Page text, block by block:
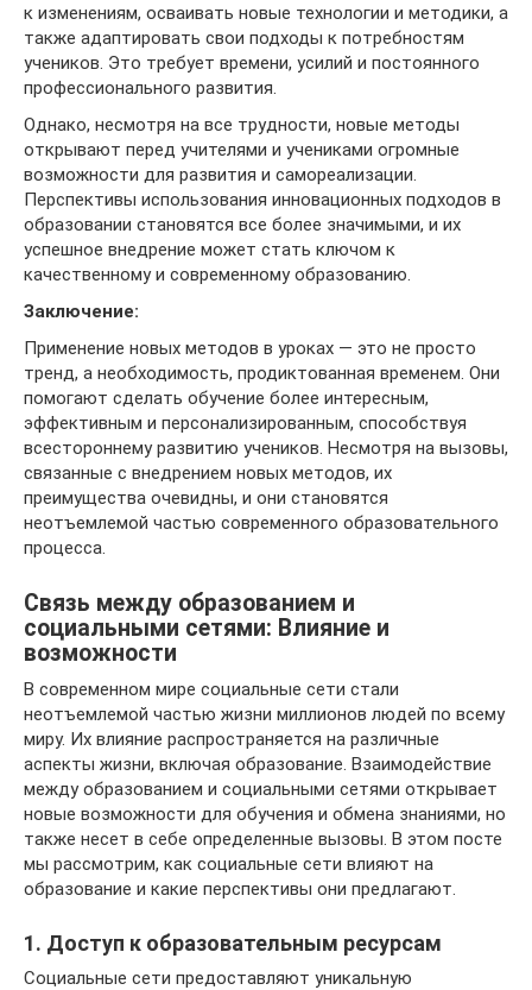
к изменениям, осваивать новые технологии и методики, а
также адаптировать свои подходы к потребностям
учеников. Это требует времени, усилий и постоянного
профессионального развития.
Однако, несмотря на все трудности, новые методы
открывают перед учителями и учениками огромные
возможности для развития и самореализации.
Перспективы использования инновационных подходов в
образовании становятся все более значимыми, и их
успешное внедрение может стать ключом к
качественному и современному образованию.
Заключение:
Применение новых методов в уроках — это не просто
тренд, а необходимость, продиктованная временем. Они
помогают сделать обучение более интересным,
эффективным и персонализированным, способствуя
всестороннему развитию учеников. Несмотря на вызовы,
связанные с внедрением новых методов, их
преимущества очевидны, и они становятся
неотъемлемой частью современного образовательного
процесса.
Связь между образованием и
социальными сетями: Влияние и
возможности
В современном мире социальные сети стали
неотъемлемой частью жизни миллионов людей по всему
миру. Их влияние распространяется на различные
аспекты жизни, включая образование. Взаимодействие
между образованием и социальными сетями открывает
новые возможности для обучения и обмена знаниями, но
также несет в себе определенные вызовы. В этом посте
мы рассмотрим, как социальные сети влияют на
образование и какие перспективы они предлагают.
1. Доступ к образовательным ресурсам
Социальные сети предоставляют уникальную